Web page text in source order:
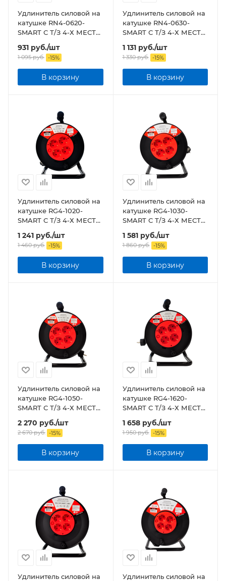
Удлинитель силовой на
катушке RN4-0620-
SMART С Т/З 4-Х МЕСТН
БЕЗ З\К 6А 20М 8742
931 руб./шт
1 095руб. -15%
В корзину
Удлинитель силовой на
катушке RN4-0630-
SMART С Т/З 4-Х МЕСТН
БЕЗ З\К 6А 30М 8743
1 131руб./шт
1 330руб. -15%
В корзину
Удлинитель силовой на
катушке RG4-1020-
SMART С Т/З 4-Х МЕСТН
С З/К 10А 20М 8802
1 241 руб./шт
1 460руб. -15%
В корзину
Удлинитель силовой на
катушке RG4-1030-
SMART С Т/З 4-Х МЕСТН
С З/К 10А 30М 8803
1 581руб./шт
1 860руб. -15%
В корзину
Удлинитель силовой на
катушке RG4-1050-
SMART С Т/З 4-Х МЕСТН
С З/К 10А 50М 8805
2 270 руб./шт
2 670руб. -15%
В корзину
Удлинитель силовой на
катушке RG4-1620-
SMART С Т/З 4-Х МЕСТН
С З/К 16А 20М 8862
1 658руб./шт
1 950руб. -15%
В корзину
Удлинитель силовой на
Удлинитель силовой на